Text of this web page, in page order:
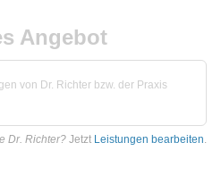
Angebot
von Dr. Richter bzw. der Praxis
Dr. Richter? Jetzt Leistungen bearbeiten.